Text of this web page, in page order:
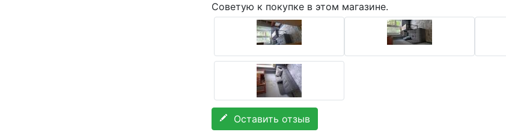
Советую к покупке в этом магазине.
Оставить отзыв